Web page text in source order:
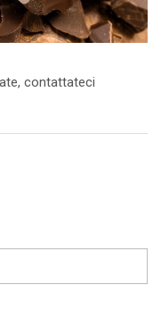
contattateci